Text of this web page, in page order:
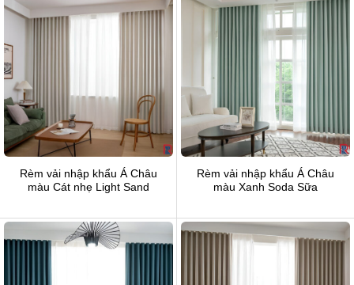
Rèm vải nhập khẩu Á Châu
màu Cát nhẹ Light Sand
Rèm vải nhập khẩu Á Châu
màu Xanh Soda Sữa